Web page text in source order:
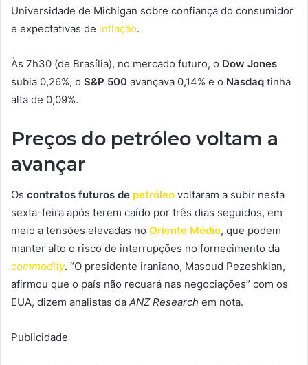
Universidade de Michigan sobre confiança do consumidor
e expectativas de inflação.
Às 7h30 (de Brasília), no mercado futuro, o Dow Jones
subia 0,26%, o S&P 500 avançava 0,14% e o Nasdaq tinha
alta de 0,09%.
Preços do petróleo voltam a
avançar
Os contratos futuros de petróleo voltaram a subir nesta
sexta-feira após terem caído por três dias seguidos, em
meio a tensões elevadas no Oriente Médio, que podem
manter alto o risco de interrupções no fornecimento da
commodity. “O presidente iraniano, Masoud Pezeshkian,
afirmou que o país não recuará nas negociações” com os
EUA, dizem analistas da ANZ Research em nota.
Publicidade